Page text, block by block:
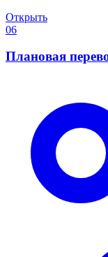
Открыть
06
Плановая